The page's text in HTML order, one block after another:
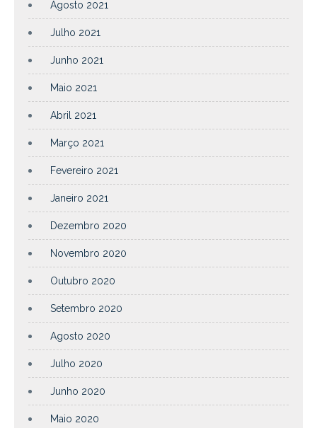
Agosto 2021
Julho 2021
Junho 2021
Maio 2021
Abril 2021
Março 2021
Fevereiro 2021
Janeiro 2021
Dezembro 2020
Novembro 2020
Outubro 2020
Setembro 2020
Agosto 2020
Julho 2020
Junho 2020
Maio 2020